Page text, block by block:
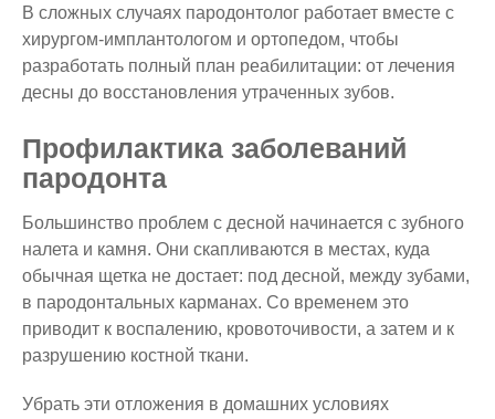
В сложных случаях пародонтолог работает вместе с
хирургом-имплантологом и ортопедом, чтобы
разработать полный план реабилитации: от лечения
десны до восстановления утраченных зубов.
Профилактика заболеваний
пародонта
Большинство проблем с десной начинается с зубного
налета и камня. Они скапливаются в местах, куда
обычная щетка не достает: под десной, между зубами,
в пародонтальных карманах. Со временем это
приводит к воспалению, кровоточивости, а затем и к
разрушению костной ткани.
Убрать эти отложения в домашних условиях